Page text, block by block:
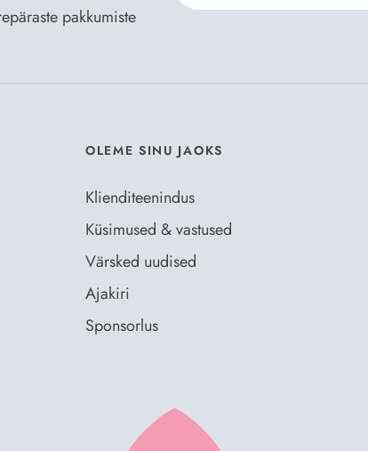
pakkumiste
OLEME SINU JAOKS
Klienditeenindus
Küsimused & vastused
Värsked uudised
Ajakiri
Sponsorlus